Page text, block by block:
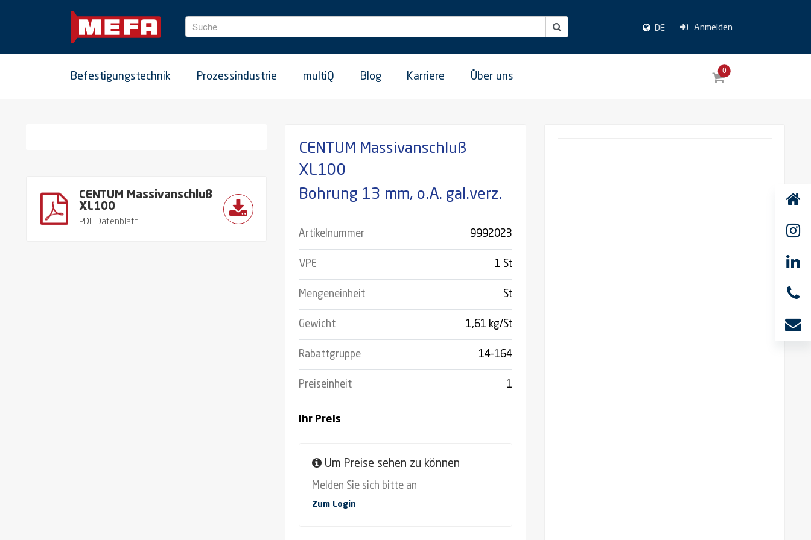
Suche DE Anmelden
0
Befestigungstechnik Prozessindustrie multiQ Blog Karriere Über uns
CENTUM Massivanschluß
XL100
PDF Datenblatt
CENTUM Massivanschluß
XL100
Bohrung 13 mm, o.A. gal.verz.
Artikelnummer 9992023
VPE 1 St
Mengeneinheit St
Gewicht 1,61 kg/St
Rabattgruppe 14-164
Preiseinheit 1
Ihr Preis
Um Preise sehen zu können
Melden Sie sich bitte an
Zum Login